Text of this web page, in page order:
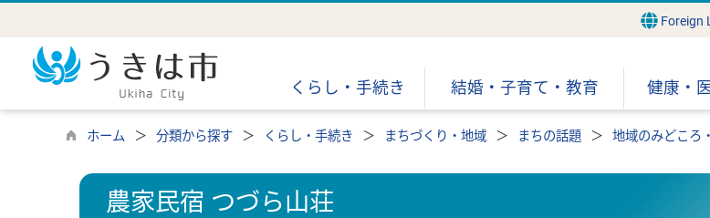
Foreign
くらし・手続き 結婚・子育て・教育 健康・
ホーム 分類から探す くらし・手続き まちづくり・地域 まちの話題 地域のみどころ
農家民宿 つづら山荘